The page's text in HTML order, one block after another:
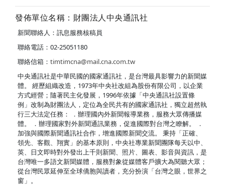
發佈單位名稱：財團法人中央通訊社
新聞聯絡人：訊息服務核稿員
聯絡電話：02-25051180
聯絡信箱： timtimcna@mail.cna.com.tw
中央通訊社是中華民國的國家通訊社，是台灣最具影響力的新聞媒
體。 經歷組織改造，1973年中央社改組為股份有限公司，以企業
方式經營；隨著民主化發展，1996年依據「中央通訊社設置條
例」改制為財團法人，定位為全民共有的國家通訊社，獨立超然執
行三大法定任務： ．辦理國內外新聞報導業務，服務大眾傳播媒
體。 ．辦理國家對外新聞通訊業務，促進國際對台灣之瞭解。 ．
加強與國際新聞通訊社合作，增進國際新聞交流。 秉持「正確、
領先、客觀、翔實」的基本原則，中央社專業新聞團隊每天以中、
英、日文即時對外發出上千則新聞、照片、圖表、影音與資訊，是
台灣唯一多語文新聞媒體，服務對象從媒體客戶擴大為閱聽大眾；
從台灣民眾延伸至全球僑胞與讀者，充分扮演「台灣之眼，世界之
窗」。